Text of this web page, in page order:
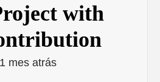
with
1 mes atrás